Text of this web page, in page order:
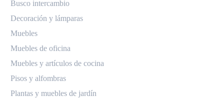
Busco intercambio
Decoración y lámparas
Muebles
Muebles de oficina
Muebles y artículos de cocina
Pisos y alfombras
Plantas y muebles de jardín